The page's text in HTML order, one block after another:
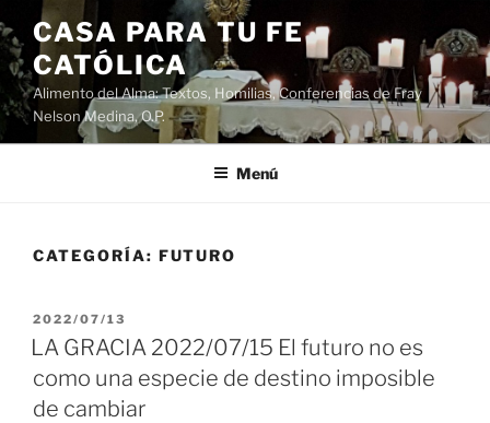
Saltar
al
contenido
CASA PARA TU FE
CATÓLICA
Alimento del Alma: Textos, Homilias, Conferencias de Fray
Nelson Medina, O.P.
Menú
CATEGORÍA: FUTURO
PUBLICADO
EL
2022/07/13
LA GRACIA 2022/07/15 El futuro no es
como una especie de destino imposible
de cambiar